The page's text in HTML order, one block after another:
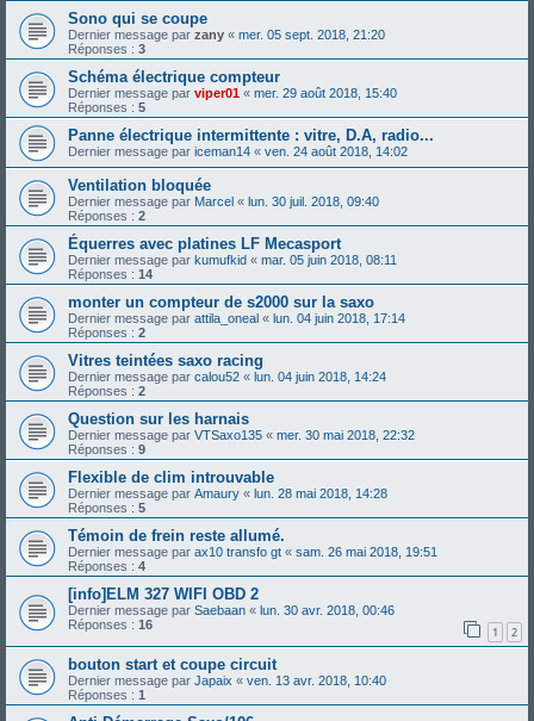
Sono qui se coupe
Dernier message par zany « mer. 05 sept. 2018, 21:20
Réponses : 3
Schéma électrique compteur
Dernier message par viper01 « mer. 29 août 2018, 15:40
Réponses : 5
Panne électrique intermittente : vitre, D.A, radio...
Dernier message par iceman14 « ven. 24 août 2018, 14:02
Ventilation bloquée
Dernier message par Marcel « lun. 30 juil. 2018, 09:40
Réponses : 2
Équerres avec platines LF Mecasport
Dernier message par kumufkid « mar. 05 juin 2018, 08:11
Réponses : 14
monter un compteur de s2000 sur la saxo
Dernier message par attila_oneal « lun. 04 juin 2018, 17:14
Réponses : 2
Vitres teintées saxo racing
Dernier message par calou52 « lun. 04 juin 2018, 14:24
Réponses : 2
Question sur les harnais
Dernier message par VTSaxo135 « mer. 30 mai 2018, 22:32
Réponses : 9
Flexible de clim introuvable
Dernier message par Amaury « lun. 28 mai 2018, 14:28
Réponses : 5
Témoin de frein reste allumé.
Dernier message par ax10 transfo gt « sam. 26 mai 2018, 19:51
Réponses : 4
[info]ELM 327 WIFI OBD 2
Dernier message par Saebaan « lun. 30 avr. 2018, 00:46
Réponses : 16 1 2
bouton start et coupe circuit
Dernier message par Japaix « ven. 13 avr. 2018, 10:40
Réponses : 1